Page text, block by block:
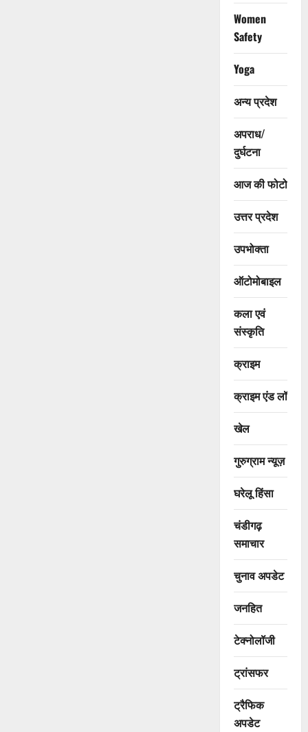
Women
Safety
Yoga
अन्य प्रदेश
अपराध/
दुर्घटना
आज की फोटो
उत्तर प्रदेश
उपभोक्ता
ऑटोमोबाइल
कला एवं
संस्कृति
क्राइम
क्राइम एंड लॉ
खेल
गुरुग्राम न्यूज़
घरेलू हिंसा
चंडीगढ़
समाचार
चुनाव अपडेट
जनहित
टेक्नोलॉजी
ट्रांसफर
ट्रैफिक
अपडेट